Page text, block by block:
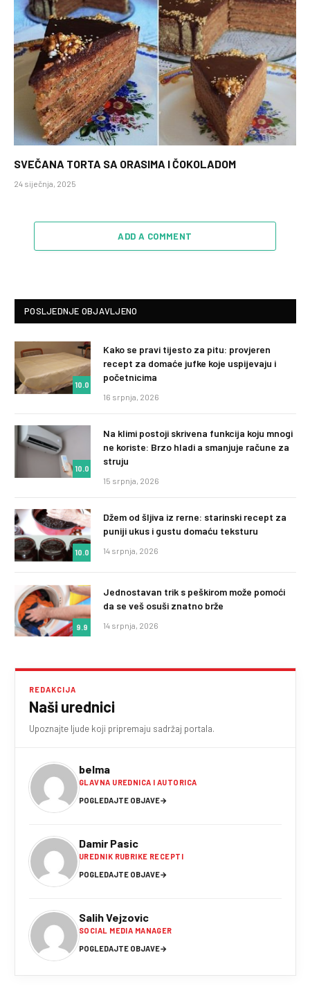
SVEČANA TORTA SA ORASIMA I ČOKOLADOM
24 siječnja, 2025
ADD A COMMENT
POSLJEDNJE OBJAVLJENO
10.0
Kako se pravi tijesto za pitu: provjeren
recept za domaće jufke koje uspijevaju i
početnicima
16 srpnja, 2026
10.0
Na klimi postoji skrivena funkcija koju mnogi
ne koriste: Brzo hladi a smanjuje račune za
struju
15 srpnja, 2026
10.0
Džem od šljiva iz rerne: starinski recept za
puniji ukus i gustu domaću teksturu
14 srpnja, 2026
9.9
Jednostavan trik s peškirom može pomoći
da se veš osuši znatno brže
14 srpnja, 2026
REDAKCIJA
Naši urednici
Upoznajte ljude koji pripremaju sadržaj portala.
belma
GLAVNA UREDNICA I AUTORICA
POGLEDAJTE OBJAVE→
Damir Pasic
UREDNIK RUBRIKE RECEPTI
POGLEDAJTE OBJAVE→
Salih Vejzovic
SOCIAL MEDIA MANAGER
POGLEDAJTE OBJAVE→